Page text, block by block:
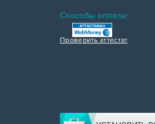
Способы оплаты:
Проверить аттестат